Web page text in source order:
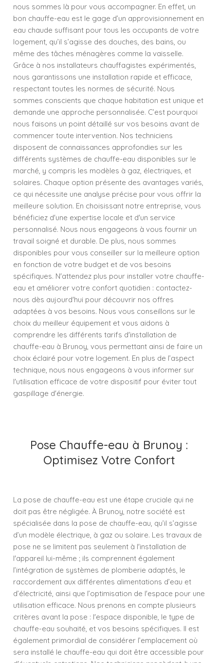
nous sommes là pour vous accompagner. En effet, un
bon chauffe-eau est le gage d’un approvisionnement en
eau chaude suffisant pour tous les occupants de votre
logement, qu’il s’agisse des douches, des bains, ou
même des tâches ménagères comme la vaisselle.
Grâce à nos installateurs chauffagistes expérimentés,
nous garantissons une installation rapide et efficace,
respectant toutes les normes de sécurité. Nous
sommes conscients que chaque habitation est unique et
demande une approche personnalisée. C’est pourquoi
nous faisons un point détaillé sur vos besoins avant de
commencer toute intervention. Nos techniciens
disposent de connaissances approfondies sur les
différents systèmes de chauffe-eau disponibles sur le
marché, y compris les modèles à gaz, électriques, et
solaires. Chaque option présente des avantages variés,
ce qui nécessite une analyse précise pour vous offrir la
meilleure solution. En choisissant notre entreprise, vous
bénéficiez d'une expertise locale et d'un service
personnalisé. Nous nous engageons à vous fournir un
travail soigné et durable. De plus, nous sommes
disponibles pour vous conseiller sur la meilleure option
en fonction de votre budget et de vos besoins
spécifiques. N'attendez plus pour installer votre chauffe-
eau et améliorer votre confort quotidien : contactez-
nous dès aujourd'hui pour découvrir nos offres
adaptées à vos besoins. Nous vous conseillons sur le
choix du meilleur équipement et vous aidons à
comprendre les différents tarifs d'installation de
chauffe-eau à Brunoy, vous permettant ainsi de faire un
choix éclairé pour votre logement. En plus de l’aspect
technique, nous nous engageons à vous informer sur
l'utilisation efficace de votre dispositif pour éviter tout
gaspillage d'énergie.
Pose Chauffe-eau à Brunoy :
Optimisez Votre Confort
La pose de chauffe-eau est une étape cruciale qui ne
doit pas être négligée. À Brunoy, notre société est
spécialisée dans la pose de chauffe-eau, qu’il s’agisse
d’un modèle électrique, à gaz ou solaire. Les travaux de
pose ne se limitent pas seulement à l'installation de
l'appareil lui-même ; ils comprennent également
l’intégration de systèmes de plomberie adaptés, le
raccordement aux différentes alimentations d’eau et
d’électricité, ainsi que l’optimisation de l'espace pour une
utilisation efficace. Nous prenons en compte plusieurs
critères avant la pose : l'espace disponible, le type de
chauffe-eau souhaité, et vos besoins spécifiques. Il est
également primordial de considérer l’emplacement où
sera installé le chauffe-eau qui doit être accessible pour